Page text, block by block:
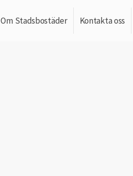
Om Stadsbostäder Kontakta oss